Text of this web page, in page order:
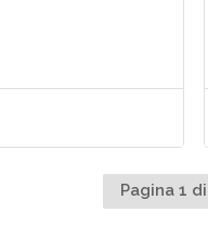
Pagina 1